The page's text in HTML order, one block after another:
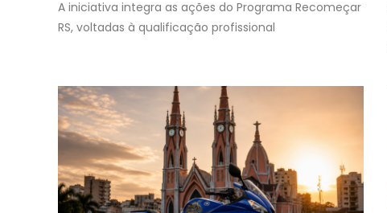
A iniciativa integra as ações do Programa Recomeçar
RS, voltadas à qualificação profissional